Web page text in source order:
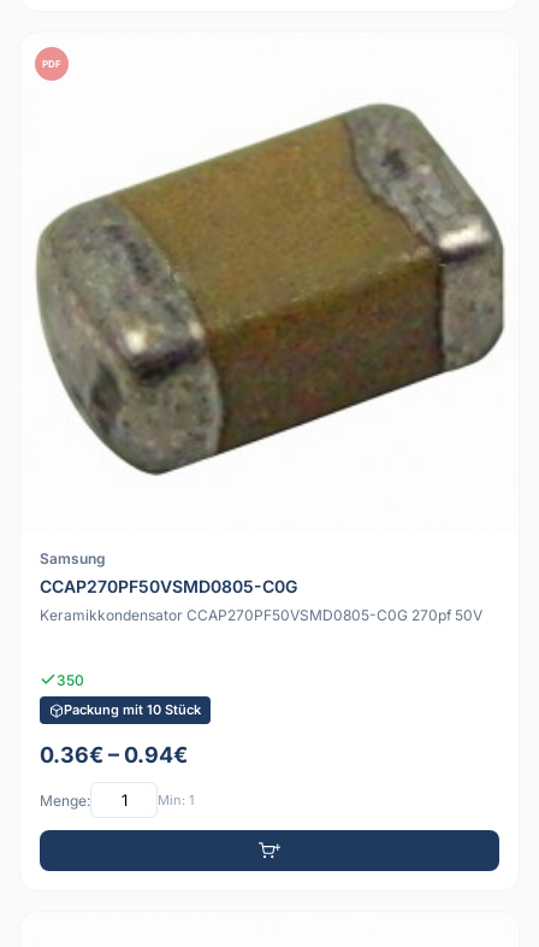
PDF
Samsung
CCAP270PF50VSMD0805-C0G
Keramikkondensator CCAP270PF50VSMD0805-C0G 270pf 50V
350
Packung mit 10 Stück
0.36€ – 0.94€
Menge: Min: 1